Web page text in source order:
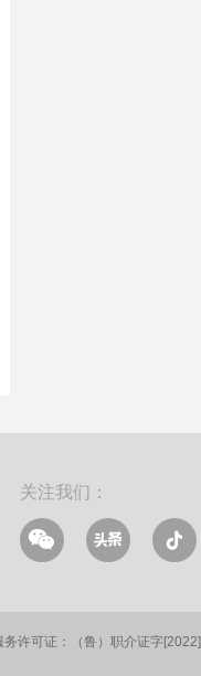
关注我们：
务许可证：（鲁）职介证字[2022]